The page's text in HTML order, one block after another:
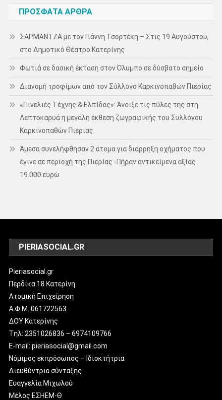
ΠΡΌΣΦΑΤΑ ΆΡΘΡΑ
ΣΑΡΜΑΝΤΖΑ με τον Γιάννη Τσορτέκη – Στις 19 Αυγούστου,
στο Δημοτικό Θέατρο Κατερίνης
Φωτιά σε δασική έκταση στον Όλυμπο σε δύσβατο σημείο
Διανομή τροφίμων από τον Σύλλογο Καρκινοπαθών Πιερίας
«Πινελιές Τέχνης & Ελπίδας»: Άνοιξε τις πύλες της στη
Λεπτοκαρυά η μεγάλη έκθεση ζωγραφικής του Συλλόγου
Καρκινοπαθών Πιερίας
Άμεσα συνελήφθησαν 2 άτομα για διάρρηξη οχήματος που
έγινε σε περιοχή της Πιερίας -Πήραν αντικείμενα αξίας
19.000 ευρώ
PIERIASOCIAL.GR
Pieriasocial.gr
Περδίκα 18 Κατερίνη
Ατομική Επιχείρηση
Α.Φ.Μ. 061722563
ΔΟΥ Κατερίνης
Tηλ: 2351026836 – 6974109766
E-mail: pieriasocial@gmail.com
Νόμιμος εκπρόσωπος – Ιδιοκτήτρια
Διευθύντρια σύνταξης
Ευαγγελία Μιχωλού
Μέλος ΕΣΗΕΜ-Θ